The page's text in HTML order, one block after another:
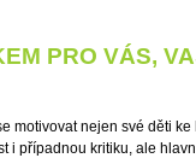
PRO VÁS,
motivovat nejen své děti ke
i případnou kritiku, ale